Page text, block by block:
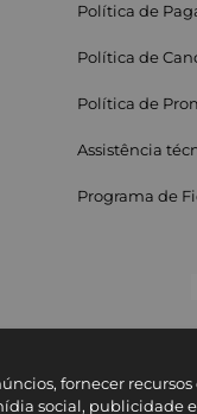
fornecer
social, publicidade
Política de
Política de
Política de
Assistência
Programa de